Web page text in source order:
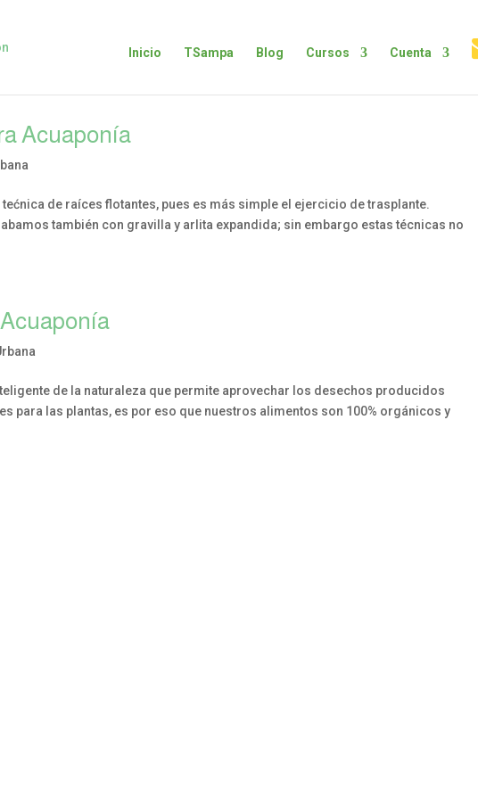
Inicio TSampa Blog Cursos Cuenta
Acuaponía
de raíces flotantes, pues es más simple el ejercicio de trasplante.
también con gravilla y arlita expandida; sin embargo estas técnicas no
de la naturaleza que permite aprovechar los desechos producidos
para las plantas, es por eso que nuestros alimentos son 100% orgánicos y